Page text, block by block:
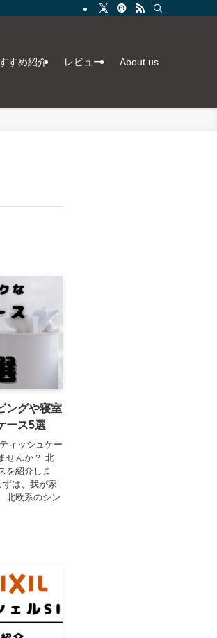
すめ紹介 レビュー About us
ングや寝室
ース5選
ィッシュケー
せんか？ 北
を紹介しま
は、我が家
北欧系のシン